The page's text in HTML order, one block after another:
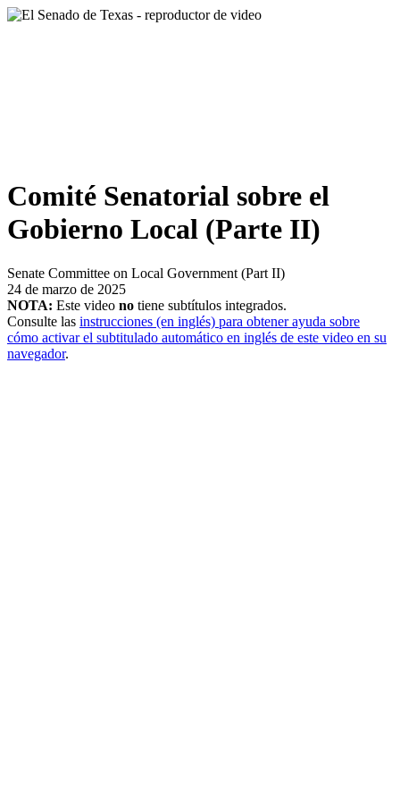
Comité Senatorial sobre el
Gobierno Local (Parte II)
Senate Committee on Local Government (Part II)
24 de marzo de 2025
NOTA: Este video no tiene subtítulos integrados.
Consulte las instrucciones (en inglés) para obtener ayuda sobre
cómo activar el subtitulado automático en inglés de este video en su
navegador.